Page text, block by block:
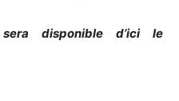
disponible d’ici le